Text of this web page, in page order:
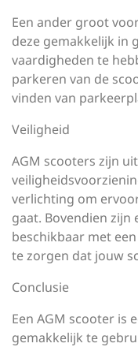
Een ander groot
deze gemakkelijk in
vaardigheden te
parkeren van de
vinden van
Veiligheid
AGM scooters zijn
verlichting om
gaat. Bovendien zijn
beschikbaar met
te zorgen dat jouw
Conclusie
Een AGM scooter is
gemakkelijk te